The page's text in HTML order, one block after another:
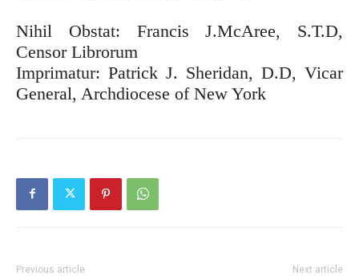
Nihil Obstat: Francis J.McAree, S.T.D,
Censor Librorum
Imprimatur: Patrick J. Sheridan, D.D, Vicar
General, Archdiocese of New York
Previous article Next article